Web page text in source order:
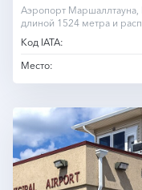
Аэропорт Маршаллтауна,
длиной 1524 метра и
Код IATA:
Место: